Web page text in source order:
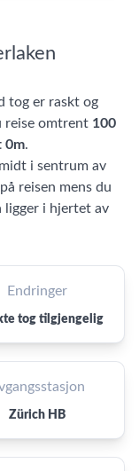
tog er raskt og
reise omtrent 100
0m.
i sentrum av
reisen mens du
ligger i hjertet av
Endringer
tog tilgjengelig
Zürich HB